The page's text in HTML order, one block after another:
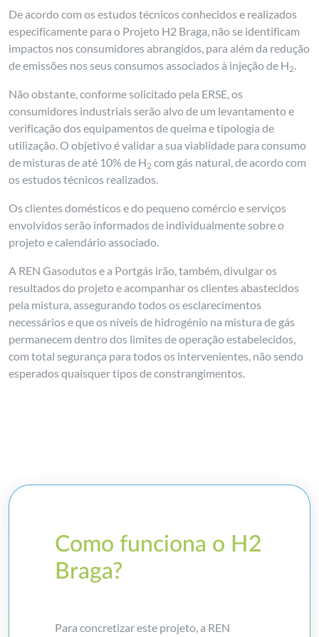
De acordo com os estudos técnicos conhecidos e realizados
especificamente para o Projeto H2 Braga, não se identificam
impactos nos consumidores abrangidos, para além da redução
de emissões nos seus consumos associados à injeção de H2.
Não obstante, conforme solicitado pela ERSE, os
consumidores industriais serão alvo de um levantamento e
verificação dos equipamentos de queima e tipologia de
utilização. O objetivo é validar a sua viablidade para consumo
de misturas de até 10% de H2 com gás natural, de acordo com
os estudos técnicos realizados.
Os clientes domésticos e do pequeno comércio e serviços
envolvidos serão informados de individualmente sobre o
projeto e calendário associado.
A REN Gasodutos e a Portgás irão, também, divulgar os
resultados do projeto e acompanhar os clientes abastecidos
pela mistura, assegurando todos os esclarecimentos
necessários e que os níveis de hidrogénio na mistura de gás
permanecem dentro dos limites de operação estabelecidos,
com total segurança para todos os intervenientes, não sendo
esperados quaisquer tipos de constrangimentos.
Como funciona o H2
Braga?
Para concretizar este projeto, a REN